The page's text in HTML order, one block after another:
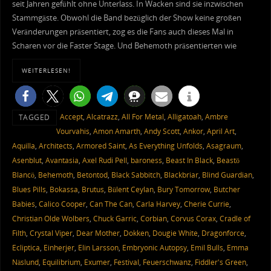
seit Jahren gefühlt ohne Unterlass. In Wacken sind sie inzwischen
Stammgäste. Obwohl die Band bezüglich der Show keine großen
Veränderungen präsentiert, zog es die Fans auch dieses Mal in
Scharen vor die Faster Stage. Und Behemoth präsentierten wie
WEITERLESEN!
TAGGED Accept, Alcatrazz, All For Metal, Alligatoah, Ambre
Vourvahis, Amon Amarth, Andy Scott, Ankor, April Art,
Aquilla, Architects, Armored Saint, As Everything Unfolds, Asagraum,
Asenblut, Avantasia, Axel Rudi Pell, baroness, Beast In Black, Beastö
Blancö, Behemoth, Betontod, Black Sabbitch, Blackbriar, Blind Guardian,
Blues Pills, Bokassa, Brutus, Bülent Ceylan, Bury Tomorrow, Butcher
Babies, Calico Cooper, Can The Can, Carla Harvey, Cherie Currie,
Christian Olde Wolbers, Chuck Garric, Corbian, Corvus Corax, Cradle of
Filth, Crystal Viper, Dear Mother, Dokken, Dougie White, Dragonforce,
Ecliptica, Einherjer, Elin Larsson, Embryonic Autopsy, Emil Bulls, Emma
Näslund, Equilibrium, Exumer, Festival, Feuerschwanz, Fiddler's Green,